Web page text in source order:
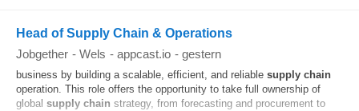
Head of Supply Chain & Operations
Jobgether - Wels - appcast.io - gestern
business by building a scalable, efficient, and reliable supply chain
operation. This role offers the opportunity to take full ownership of
global supply chain strategy, from forecasting and procurement to